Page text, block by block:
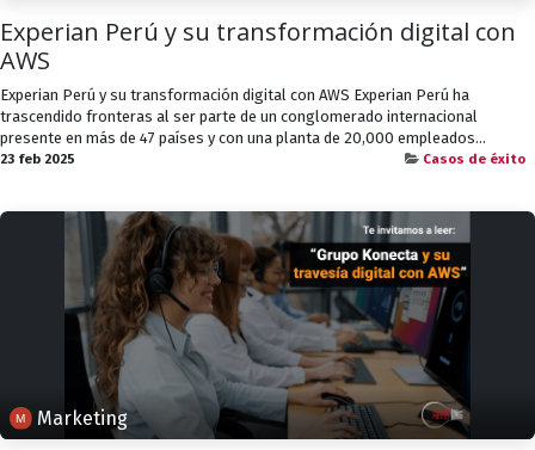
Experian Perú y su transformación digital con
AWS
Experian Perú y su transformación digital con AWS Experian Perú ha
trascendido fronteras al ser parte de un conglomerado internacional
presente en más de 47 países y con una planta de 20,000 empleados...
23 feb 2025 Casos de éxito
Marketing